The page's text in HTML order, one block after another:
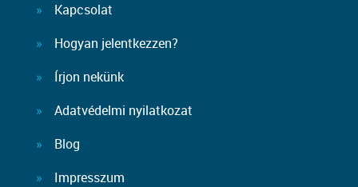
Kapcsolat
Hogyan jelentkezzen?
Írjon nekünk
Adatvédelmi nyilatkozat
Blog
Impresszum